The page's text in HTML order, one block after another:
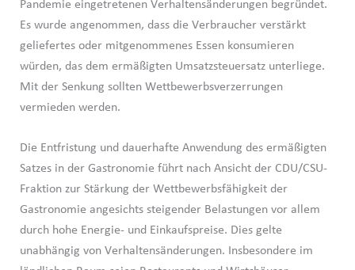
Pandemie eingetretenen Verhaltensänderungen begründet.
Es wurde angenommen, dass die Verbraucher verstärkt
geliefertes oder mitgenommenes Essen konsumieren
würden, das dem ermäßigten Umsatzsteuersatz unterliege.
Mit der Senkung sollten Wettbewerbsverzerrungen
vermieden werden.
Die Entfristung und dauerhafte Anwendung des ermäßigten
Satzes in der Gastronomie führt nach Ansicht der CDU/CSU-
Fraktion zur Stärkung der Wettbewerbsfähigkeit der
Gastronomie angesichts steigender Belastungen vor allem
durch hohe Energie- und Einkaufspreise. Dies gelte
unabhängig von Verhaltensänderungen. Insbesondere im